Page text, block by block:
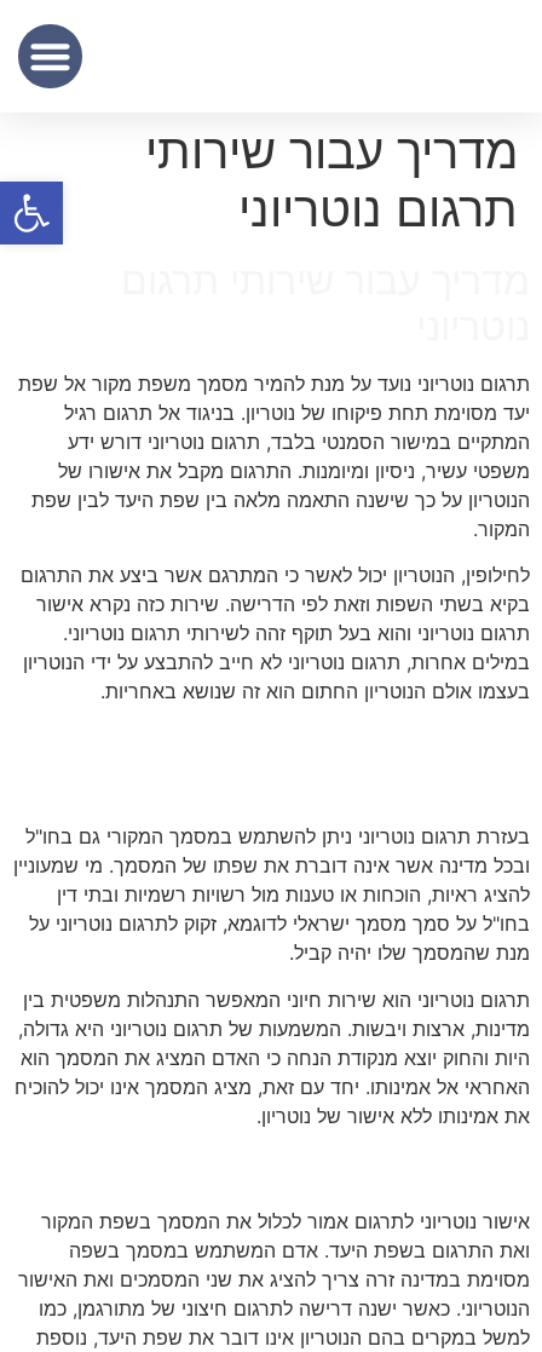
מדריך עבור שירותי
תרגום נוטריוני
תרגום נוטריוני נועד על מנת להמיר מסמך משפת מקור אל שפת
יעד מסוימת תחת פיקוחו של נוטריון. בניגוד אל תרגום רגיל
המתקיים במישור הסמנטי בלבד, תרגום נוטריוני דורש ידע
משפטי עשיר, ניסיון ומיומנות. התרגום מקבל את אישורו של
הנוטריון על כך שישנה התאמה מלאה בין שפת היעד לבין שפת
המקור.
לחילופין, הנוטריון יכול לאשר כי המתרגם אשר ביצע את התרגום
בקיא בשתי השפות וזאת לפי הדרישה. שירות כזה נקרא אישור
תרגום נוטריוני והוא בעל תוקף זהה לשירותי תרגום נוטריוני.
במילים אחרות, תרגום נוטריוני לא חייב להתבצע על ידי הנוטריון
בעצמו אולם הנוטריון החתום הוא זה שנושא באחריות.
בעזרת תרגום נוטריוני ניתן להשתמש במסמך המקורי גם בחו"ל
ובכל מדינה אשר אינה דוברת את שפתו של המסמך. מי שמעוניין
להציג ראיות, הוכחות או טענות מול רשויות רשמיות ובתי דין
בחו"ל על סמך מסמך ישראלי לדוגמא, זקוק לתרגום נוטריוני על
מנת שהמסמך שלו יהיה קביל.
תרגום נוטריוני הוא שירות חיוני המאפשר התנהלות משפטית בין
מדינות, ארצות ויבשות. המשמעות של תרגום נוטריוני היא גדולה,
היות והחוק יוצא מנקודת הנחה כי האדם המציג את המסמך הוא
האחראי אל אמינותו. יחד עם זאת, מציג המסמך אינו יכול להוכיח
את אמינותו ללא אישור של נוטריון.
אישור נוטריוני לתרגום אמור לכלול את המסמך בשפת המקור
ואת התרגום בשפת היעד. אדם המשתמש במסמך בשפה
מסוימת במדינה זרה צריך להציג את שני המסמכים ואת האישור
הנוטריוני. כאשר ישנה דרישה לתרגום חיצוני של מתורגמן, כמו
למשל במקרים בהם הנוטריון אינו דובר את שפת היעד, נוספת
פתח